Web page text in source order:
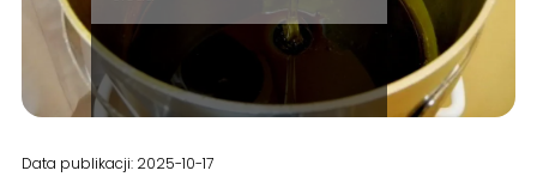
Data publikacji: 2025-10-17